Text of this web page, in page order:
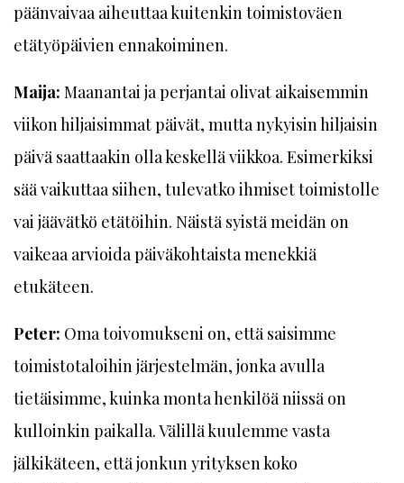
päänvaivaa aiheuttaa kuitenkin toimistoväen
etätyöpäivien ennakoiminen.
Maija: Maanantai ja perjantai olivat aikaisemmin
viikon hiljaisimmat päivät, mutta nykyisin hiljaisin
päivä saattaakin olla keskellä viikkoa. Esimerkiksi
sää vaikuttaa siihen, tulevatko ihmiset toimistolle
vai jäävätkö etätöihin. Näistä syistä meidän on
vaikeaa arvioida päiväkohtaista menekkiä
etukäteen.
Peter: Oma toivomukseni on, että saisimme
toimistotaloihin järjestelmän, jonka avulla
tietäisimme, kuinka monta henkilöä niissä on
kulloinkin paikalla. Välillä kuulemme vasta
jälkikäteen, että jonkun yrityksen koko